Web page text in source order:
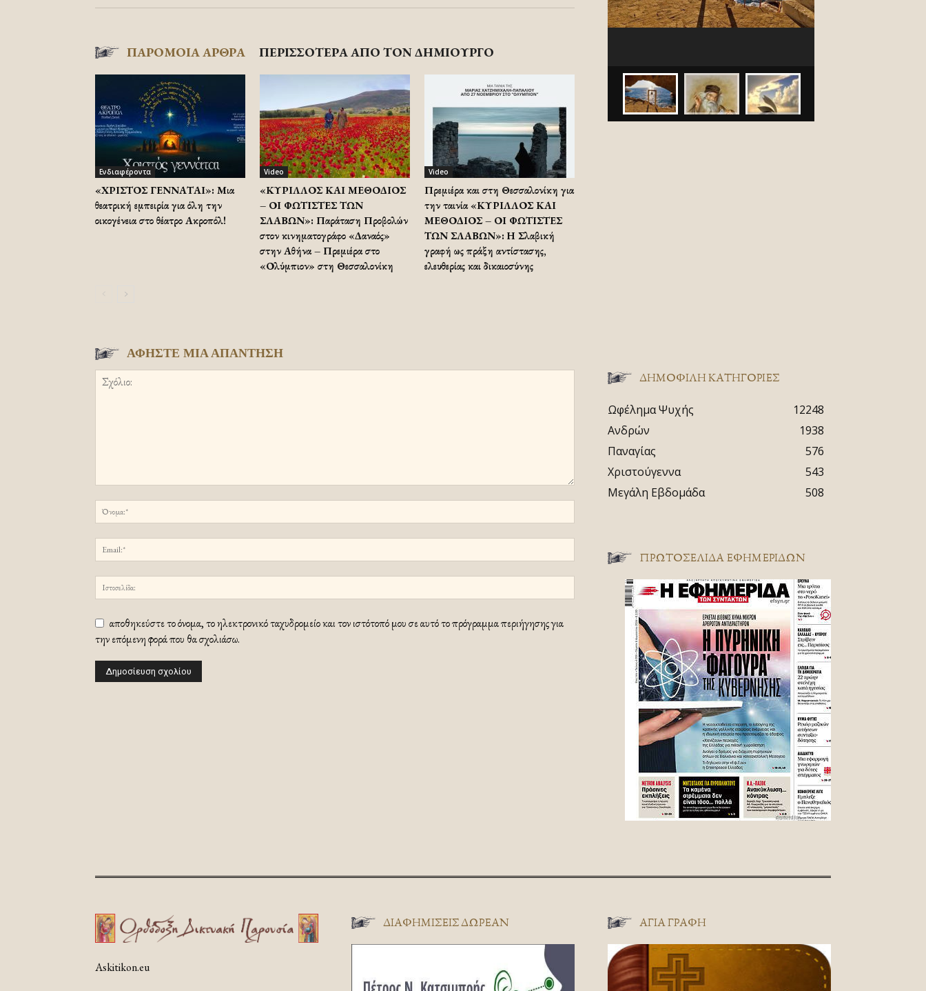
ΠΑΡΟΜΟΙΑ ΑΡΘΡΑ ΠΕΡΙΣΣΟΤΕΡΑ ΑΠΟ ΤΟΝ ΔΗΜΙΟΥΡΓΟ
Ενδιαφέροντα
«ΧΡΙΣΤΟΣ ΓΕΝΝΑΤΑΙ»: Μια
θεατρική εμπειρία για όλη την
οικογένεια στο θέατρο Ακροπόλ!
Video
«ΚΥΡΙΛΛΟΣ ΚΑΙ ΜΕΘΟΔΙΟΣ
– ΟΙ ΦΩΤΙΣΤΕΣ ΤΩΝ
ΣΛΑΒΩΝ»: Παράταση Προβολών
στον κινηματογράφο «Δαναός»
στην Αθήνα – Πρεμιέρα στο
«Ολύμπιον» στη Θεσσαλονίκη
Video
Πρεμιέρα και στη Θεσσαλονίκη για
την ταινία «ΚΥΡΙΛΛΟΣ ΚΑΙ
ΜΕΘΟΔΙΟΣ – ΟΙ ΦΩΤΙΣΤΕΣ
ΤΩΝ ΣΛΑΒΩΝ»: Η Σλαβική
γραφή ως πράξη αντίστασης,
ελευθερίας και δικαιοσύνης
ΑΦΗΣΤΕ ΜΙΑ ΑΠΑΝΤΗΣΗ
αποθηκεύστε το όνομα, το ηλεκτρονικό ταχυδρομείο και τον ιστότοπό μου σε αυτό το πρόγραμμα περιήγησης για
την επόμενη φορά που θα σχολιάσω.
ΔΗΜΟΦΙΛΗ ΚΑΤΗΓΟΡΙΕΣ
Ωφέλημα Ψυχής
12248
Ανδρών
1938
Παναγίας
576
Χριστούγεννα
543
Μεγάλη Εβδομάδα
508
ΠΡΩΤΟΣΈΛΙΔΑ ΕΦΗΜΕΡΊΔΩΝ
Askitikon.eu
ΔΙΑΦΗΜΊΣΕΙΣ ΔΩΡΕΆΝ ΑΓΊΑ ΓΡΑΦΉ